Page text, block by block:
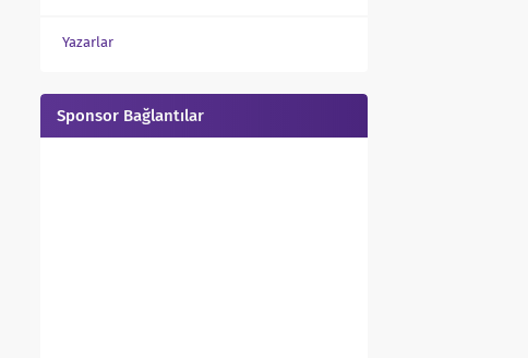
Yazarlar
Sponsor Bağlantılar